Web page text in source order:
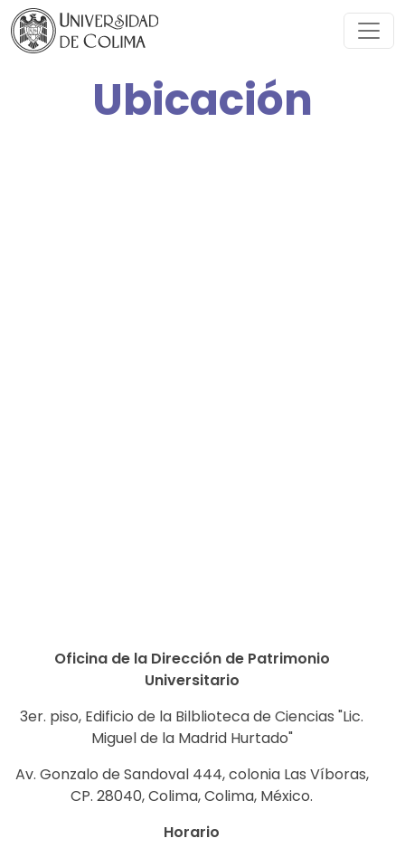
Ubicación
Oficina de la Dirección de Patrimonio
Universitario
3er. piso, Edificio de la Bilblioteca de Ciencias "Lic.
Miguel de la Madrid Hurtado"
Av. Gonzalo de Sandoval 444, colonia Las Víboras,
CP. 28040, Colima, Colima, México.
Horario